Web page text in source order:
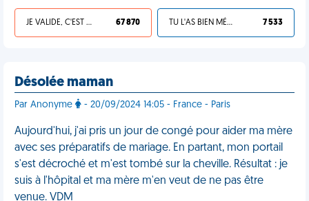
JE VALIDE, C'EST UNE VDM 67 870 TU L'AS BIEN MÉRITÉ 7 533
Désolée maman
Par Anonyme - 20/09/2024 14:05 - France - Paris
Aujourd'hui, j'ai pris un jour de congé pour aider ma mère
avec ses préparatifs de mariage. En partant, mon portail
s'est décroché et m'est tombé sur la cheville. Résultat : je
suis à l'hôpital et ma mère m'en veut de ne pas être
venue. VDM